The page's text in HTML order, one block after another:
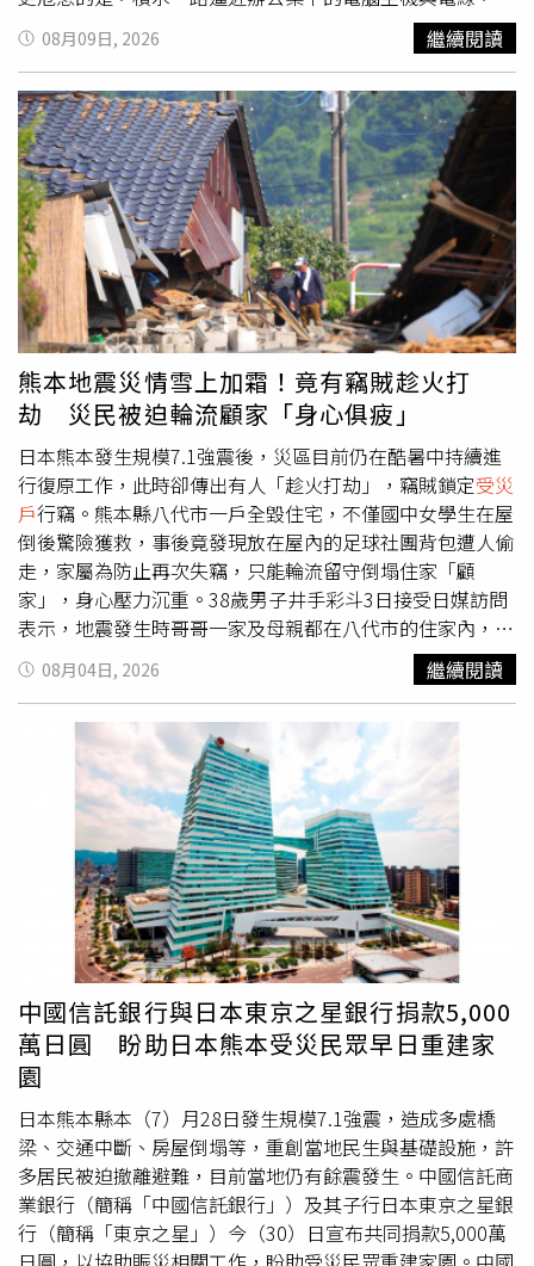
隊急忙搶救存放大量影片檔案的設備，深怕資料一旦毀損，
連下週影片都可能「開天窗」。白海豚外圍環流帶來強降
雨，3C達人Tim哥公司慘遭積水灌入，木質地板整片泡水。
Tim哥8日在Instagram公開公司現況，原本應該休息的週
末，工作團隊卻因辦公室突然進水，只能緊急趕到現場清
理。影片一開始就能看到辦公室內已經出現大範圍積水，原
本的木質地板幾乎整片泡在水中，水位甚至淹過工作人員穿
著的拖鞋。看到公司變成這副模樣，Tim哥也忍不住直呼
「完蛋了」、「太扯了啦」，無奈表示週末竟然得跑到公司
清水。隨著鏡頭移動，可以看到積水範圍並非只有辦公區，
連存放商品及器材的倉庫同樣遭殃。大量紙箱直接堆放在地
面，底部已經被積水浸濕，部分貨物也面臨泡水危機。由於
Tim哥平時製作3C科技相關內容，公司內存放不少電子產
品、商品及工作器材，這場突如其來的水患可能造成的損失
仍有待後續盤點。辦公室積水持續蔓延，電腦主機與地面電
線受到威脅，團隊緊急搬移設備。從影片中的現場對話可
知，積水疑似從會議桌附近逐步滲入，之後不斷向辦公室內
部蔓延，才造成木地板及倉庫區大面積泡水。不過實際進水
源頭及原因，仍有待進一步確認。相較於已經浸濕的紙箱及
地板，現場人員更加擔心的是電子設備。水勢逐漸逼近辦公
桌底下的電腦主機，周邊還散布不少電線，一旦持續泡水，
不只可能造成昂貴硬體故障，也可能增加短路及漏電風險。
眼見情況不妙，負責影片製作的導演趕緊守住並搬動電腦主
機，透露剪輯人員已經打電話催促他趕快搶救設備，因為電
腦裡存放著大量影片檔案，一旦主機因進水損壞，工作資料
也可能跟著付諸流水。Tim哥在旁聽到後，也提醒真正麻煩
的不只是電腦硬體壞掉，而是下週還有沒有影片可以正常發
布。他直言，如果主機裡的檔案全部損毀，影片就可能無法
如期製作完成，團隊恐面臨「沒片可上」的窘境。面對滿屋
子的積水，工作人員只能拿著掃水工具不停清理，希望盡快
把水排出去。從曝光畫面可以看到，多名員工分頭處理積水
及設備，現場一片忙亂，但水一時之間似乎怎麼掃都掃不
完。即使忙著救災，Tim哥與同事仍不時苦中作樂。他看到
大家忙到不可開交，還開口詢問晚上是否要一起吃飯，沒想
到同事直接崩潰回應，按照當時的清理進度，晚上恐怕連飯
都吃不了，因為積水根本掃不完，還打趣要Tim哥「少吃一
餐」。Tim哥將這場「受災第一現場」公開後，很快吸引大
量網友關注。首先讓不少人擔心的就是泡水木地板，有網友
看到整片地板長時間浸水，直呼「木板完蛋啦」、「木板不
就得重鋪」、「木地板要全拆了」，認為後續可能面臨吸水
膨脹、變形及發霉等問題。部分網友甚至擔心，木質建材泡
水後如果沒有徹底乾燥及處理，除了發霉之外，日後還可能
衍生蟲害，因此真正的善後工作恐怕比單純把積水掃出去更
加麻煩。另一方面，許多人對公司為何會淹成這樣感到意
08月09日, 2026 繼續閱讀
熊本地震災情雪上加霜！竟有竊賊趁火打
劫 災民被迫輪流顧家「身心俱疲」
日本熊本發生規模7.1強震後，災區目前仍在酷暑中持續進
行復原工作，此時卻傳出有人「趁火打劫」，竊賊鎖定受災
戶行竊。熊本縣八代市一戶全毀住宅，不僅國中女學生在屋
倒後驚險獲救，事後竟發現放在屋內的足球社團背包遭人偷
走，家屬為防止再次失竊，只能輪流留守倒塌住家「顧
家」，身心壓力沉重。38歲男子井手彩斗3日接受日媒訪問
表示，地震發生時哥哥一家及母親都在八代市的住家內，當
時就讀國中二年級的姪女正在一樓房間睡覺，房屋突然倒
塌，二樓整層坍落，一樓遭壓毀，情況十分危急。所幸附近
兩名居民第一時間趕到現場，花費約20分鐘，從瓦礫縫隙中
將姪女救出。井手表示，若非屋內剛好留有空隙，後果恐怕
不堪設想，幸運的是姪女送醫後僅受輕微擦傷。雖然一家人
逃過一劫，但房屋已被判定全毀，兄嫂倆只能暫時睡在車上
避難，姪女也被安排到其他安全地點居住。然而，就在家屬
忙於安置及善後時，受災住家竟遭「趁火打劫」。井手指
出，姪女所屬足球社團使用的背包原本放在家中固定位置，
全家人都確認過，但事後卻離奇消失，推測遭人趁亂偷走。
他表示，背包裡大多只是球衣及換洗衣物，但嫌犯可能誤以
為裡面放有現金或其他值錢物品，因此將背包帶走。所幸其
他貴重物品及現金並未失竊。為避免再次遭竊，家屬除了請
災害志工協助清點、搬運殘留物品外，井手也在哥哥忙著辦
理臨時住所及災害證明等行政手續時，留守倒塌現場充當
「看守者」，防止有人再度闖入。井手痛批：「對那些從倒
塌房屋裡非法偷走東西的人，我只希望他們遭到天譴。受災
民眾已因地震身心俱疲，希望不要再繼續傷害他們。」這起
事件也反映出，災民不僅要面對家園毀損與災後重建，還得
提防竊賊行竊的「趁火打劫」行為，額外承受精神與體力上
的負擔。
08月04日, 2026 繼續閱讀
中國信託銀行與日本東京之星銀行捐款5,000
萬日圓 盼助日本熊本受災民眾早日重建家
園
日本熊本縣本（7）月28日發生規模7.1強震，造成多處橋
梁、交通中斷、房屋倒塌等，重創當地民生與基礎設施，許
多居民被迫撤離避難，目前當地仍有餘震發生。中國信託商
業銀行（簡稱「中國信託銀行」）及其子行日本東京之星銀
行（簡稱「東京之星」）今（30）日宣布共同捐款5,000萬